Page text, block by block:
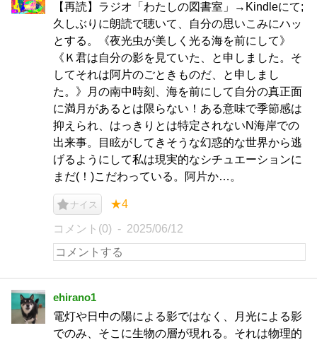
【再読】ラジオ「わたしの図書室」→Kindleにて;
久しぶりに朗読で聴いて、自分の思いこみにハッ
とする。《夜光虫が美しく光る海を前にして》
《Ｋ君は自分の影を見ていた、と申しました。そ
してそれは阿片のごときものだ、と申しまし
た。》月の南中時刻、海を前にして自分の真正面
に満月があるとは限らない！ある意味で季節感は
抑えられ、はっきりとは特定されないN海岸での
出来事。目眩がしてきそうな幻惑的な世界から逃
げるようにして私は現実的なシチュエーションに
まだ(！)こだわっている。阿片か…。
ナイス ★4
コメント(0) 2025/06/12
ehirano1
電灯や日中の陽による影ではなく、月光による影
でのみ、そこに生物の層が現れる。それは物理的